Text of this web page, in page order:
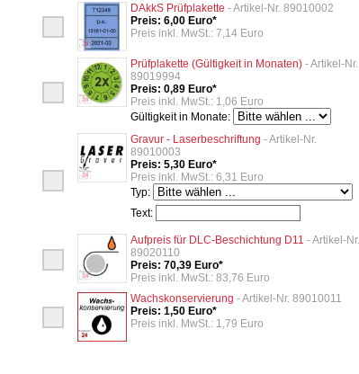
DAkkS Prüfplakette - Artikel-Nr. 89010002
Preis: 6,00 Euro*
Preis inkl. MwSt.: 7,14 Euro
Prüfplakette (Gültigkeit in Monaten) - Artikel-Nr.
89019994
Preis: 0,89 Euro*
Preis inkl. MwSt.: 1,06 Euro
Gültigkeit in Monate:
Gravur - Laserbeschriftung - Artikel-Nr.
89010003
Preis: 5,30 Euro*
Preis inkl. MwSt.: 6,31 Euro
Typ:
Text:
Aufpreis für DLC-Beschichtung D11 - Artikel-Nr.
89020110
Preis: 70,39 Euro*
Preis inkl. MwSt.: 83,76 Euro
Wachskonservierung - Artikel-Nr. 89010011
Preis: 1,50 Euro*
Preis inkl. MwSt.: 1,79 Euro